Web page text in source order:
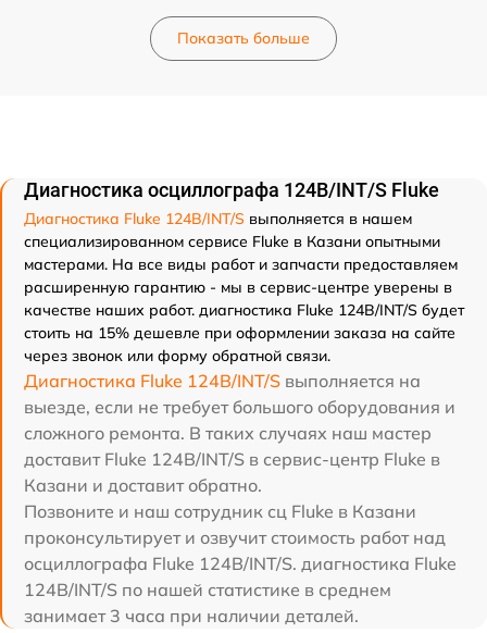
Показать больше
Диагностика осциллографа 124B/INT/S Fluke
Диагностика Fluke 124B/INT/S выполняется в нашем
специализированном сервисе Fluke в Казани опытными
мастерами. На все виды работ и запчасти предоставляем
расширенную гарантию - мы в сервис-центре уверены в
качестве наших работ. диагностика Fluke 124B/INT/S будет
стоить на 15% дешевле при оформлении заказа на сайте
через звонок или форму обратной связи.
Диагностика Fluke 124B/INT/S выполняется на
выезде, если не требует большого оборудования и
сложного ремонта. В таких случаях наш мастер
доставит Fluke 124B/INT/S в сервис-центр Fluke в
Казани и доставит обратно.
Позвоните и наш сотрудник сц Fluke в Казани
проконсультирует и озвучит стоимость работ над
осциллографа Fluke 124B/INT/S. диагностика Fluke
124B/INT/S по нашей статистике в среднем
занимает 3 часа при наличии деталей.